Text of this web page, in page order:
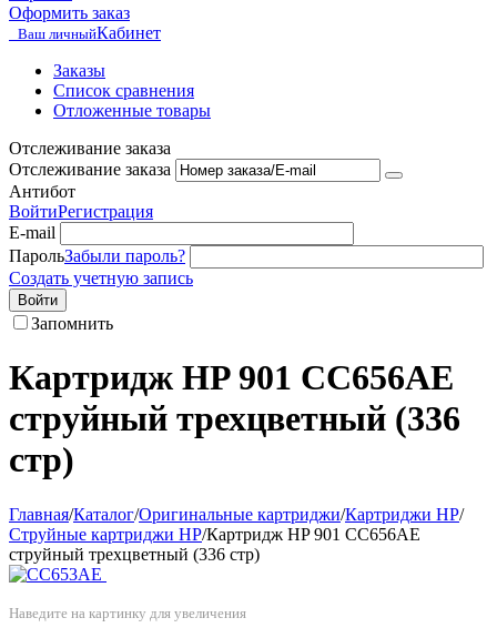
Оформить заказ
Ваш личныйКабинет
Заказы
Список сравнения
Отложенные товары
Отслеживание заказа
Отслеживание заказа
Антибот
ВойтиРегистрация
E-mail
ПарольЗабыли пароль?
Создать учетную запись
Войти
Запомнить
Картридж HP 901 СС656АЕ
струйный трехцветный (336
стр)
Главная/Каталог/Оригинальные картриджи/Картриджи HP/
Струйные картриджи HP/Картридж HP 901 СС656АЕ
струйный трехцветный (336 стр)
Наведите на картинку для увеличения